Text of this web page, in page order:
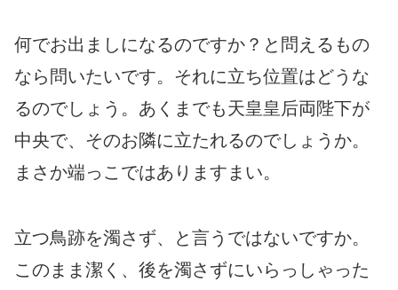
何でお出ましになるのですか？と問えるもの
なら問いたいです。それに立ち位置はどうな
るのでしょう。あくまでも天皇皇后両陛下が
中央で、そのお隣に立たれるのでしょうか。
まさか端っこではありますまい。
立つ鳥跡を濁さず、と言うではないですか。
このまま潔く、後を濁さずにいらっしゃった